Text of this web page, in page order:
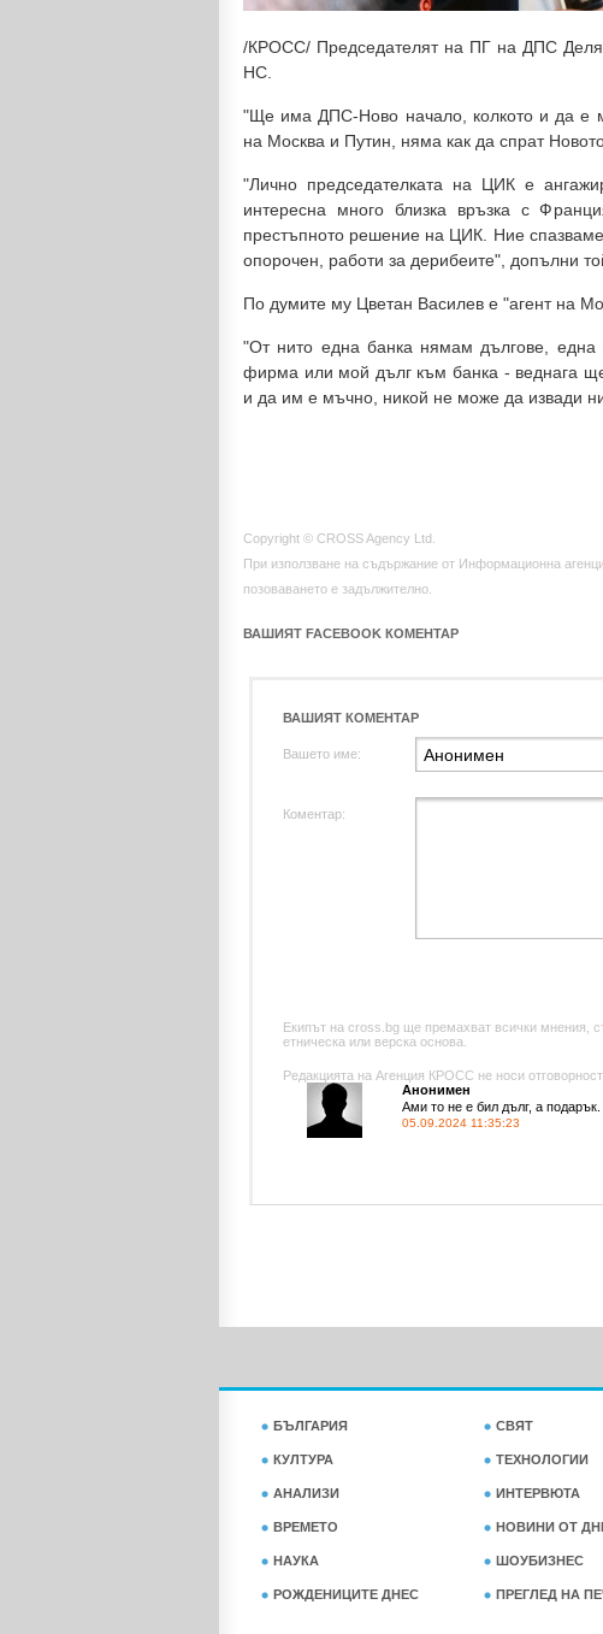
/КРОСС/ Председателят на ПГ на ДПС
НС.
"Ще има ДПС-Ново начало, колкото и да е
на Москва и Путин, няма как да спрат
"Лично председателката на ЦИК е
интересна много близка връзка с
престъпното решение на ЦИК. Ние
опорочен, работи за дерибеите", допълни
По думите му Цветан Василев е "агент на
"От нито една банка нямам дългове,
фирма или мой дълг към банка - веднага
и да им е мъчно, никой не може да извади
Copyright © CROSS Agency Ltd.
При използване на съдържание от Информационна
позоваването е задължително.
ВАШИЯТ FACEBOOK КОМЕНТАР
ВАШИЯТ КОМЕНТАР
Вашето име:
Коментар:
Екипът на cross.bg ще премахват всички мнения,
етническа или верска основа.
Редакцията на Агенция КРОСС не носи
Анонимен
Ами то не е бил дълг, а подарък.
05.09.2024 11:35:23
БЪЛГАРИЯ СВЯТ
КУЛТУРА ТЕХНОЛОГИИ
АНАЛИЗИ ИНТЕРВЮТА
ВРЕМЕТО НОВИНИ ОТ
НАУКА ШОУБИЗНЕС
РОЖДЕНИЦИТЕ ДНЕС ПРЕГЛЕД НА